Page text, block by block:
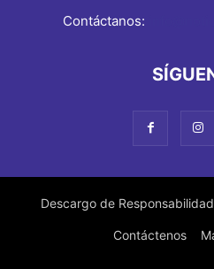
Contáctanos:
Descargo de Responsabilidad
Contáctenos